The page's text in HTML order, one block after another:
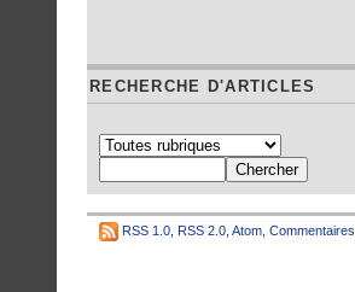
RECHERCHE D'ARTICLES
RSS 1.0 RSS 2.0 Atom Commentaires